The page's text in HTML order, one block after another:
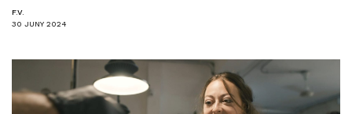
F.V.
30 JUNY 2024